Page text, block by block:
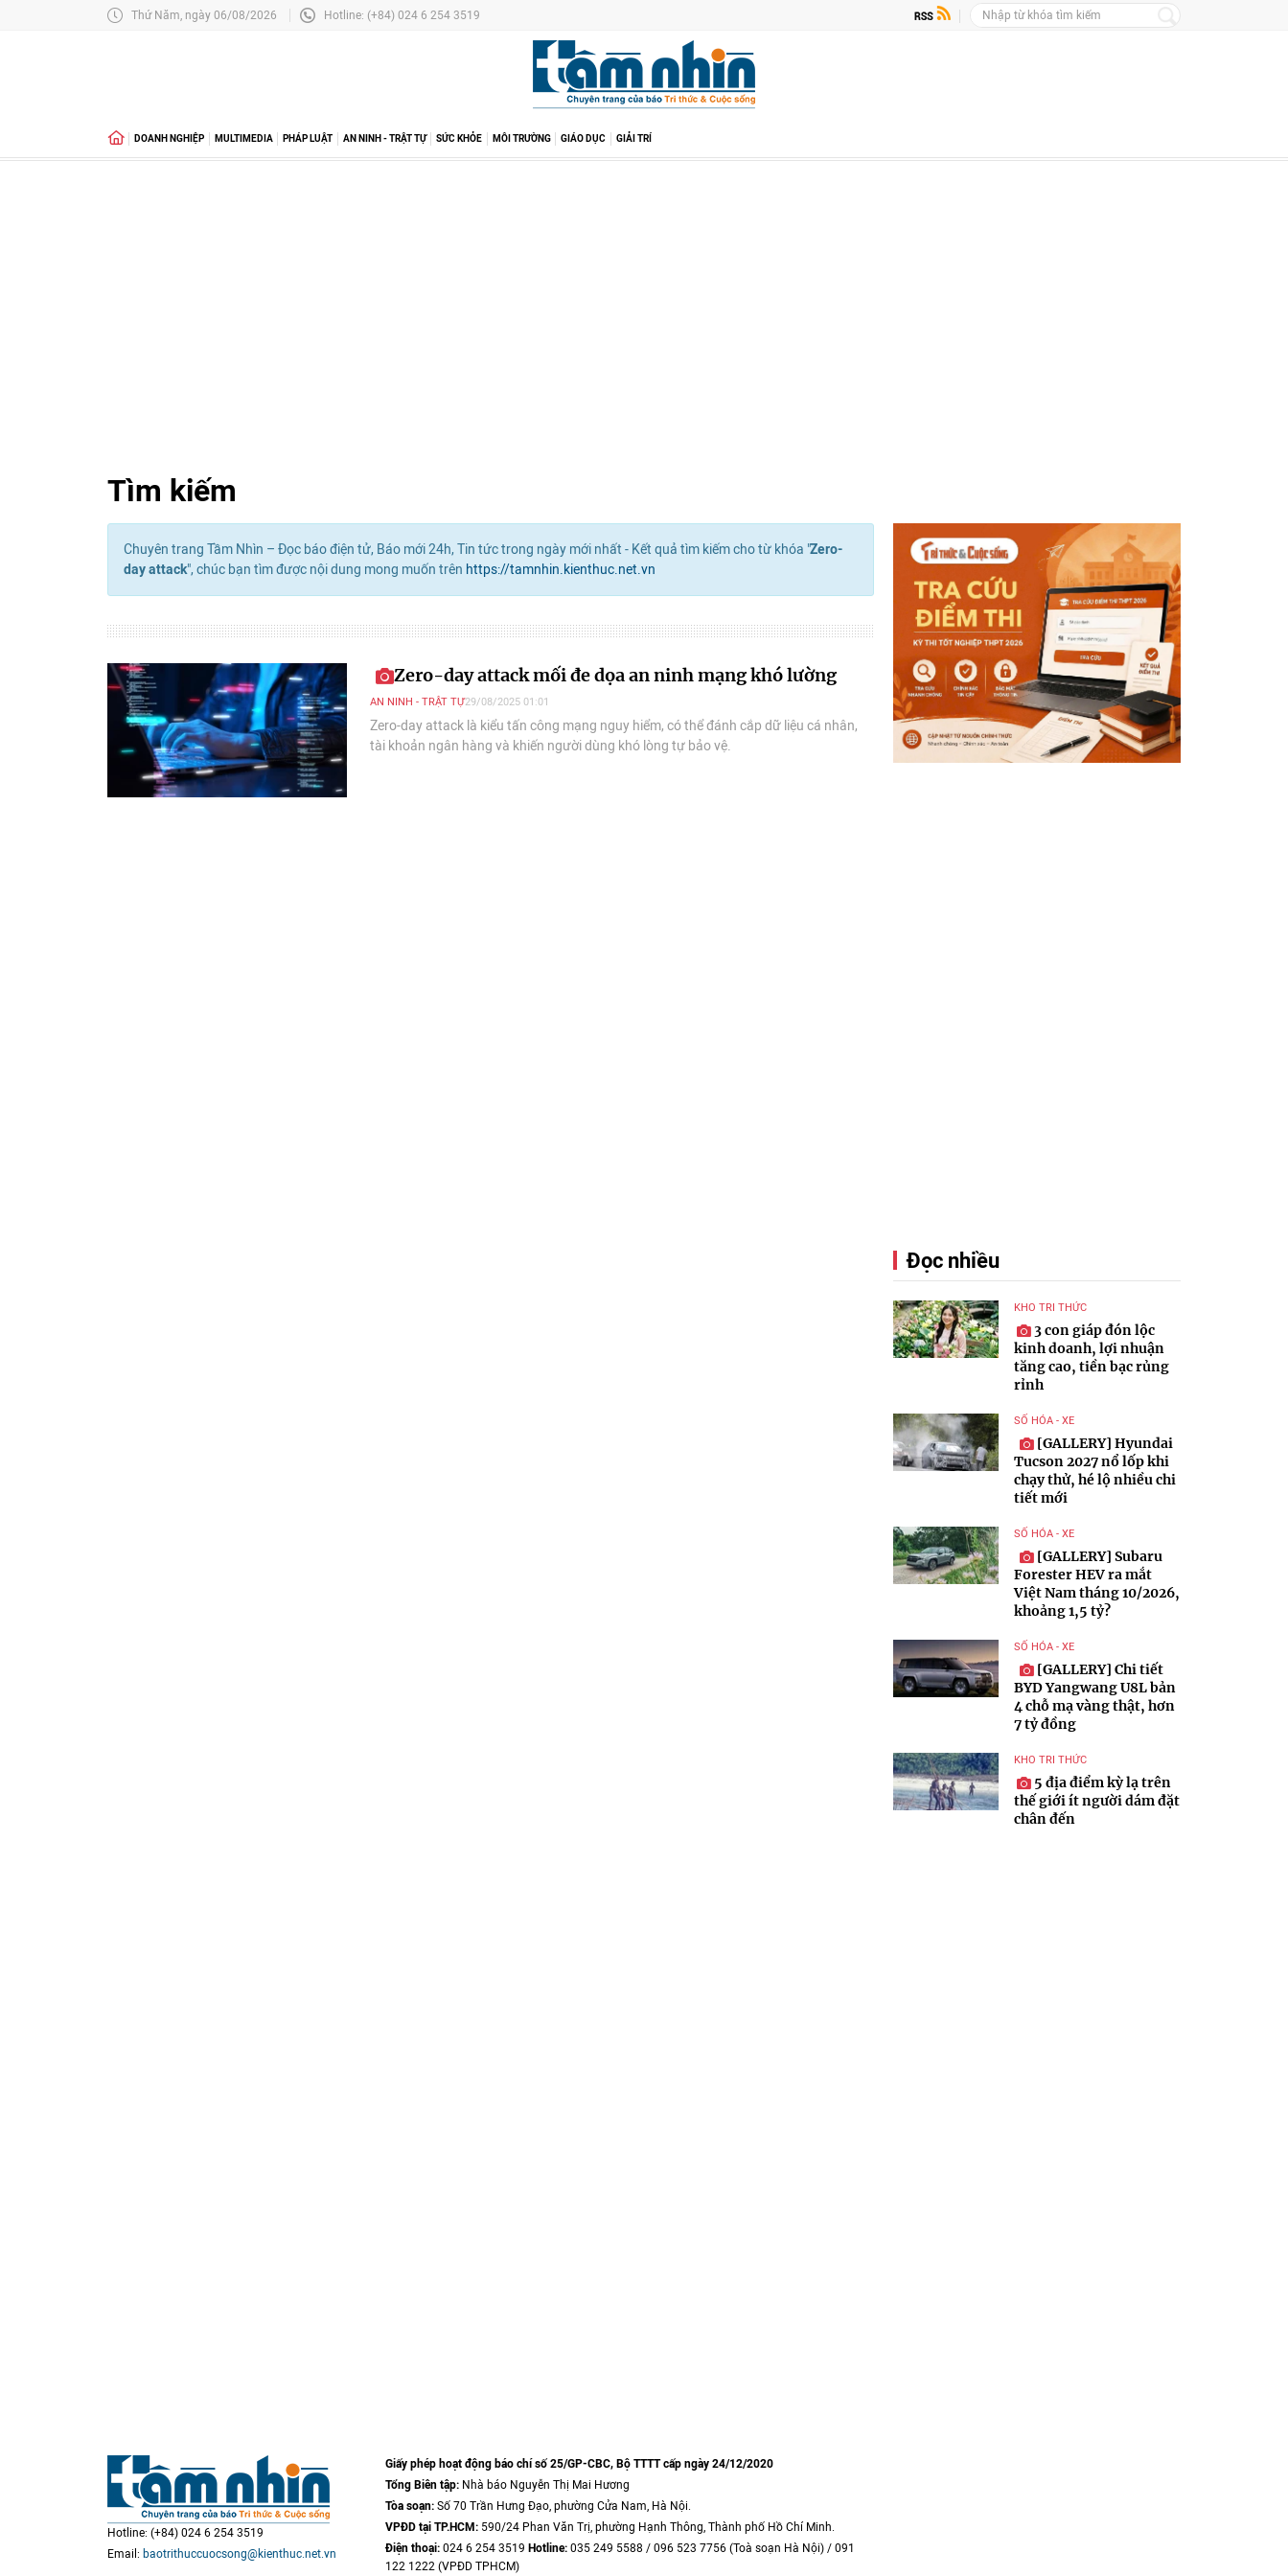
Thứ Năm, ngày 06/08/2026 Hotline: (+84) 024 6 254 3519
DOANH NGHIỆP MULTIMEDIA PHÁP LUẬT AN NINH - TRẬT TỰ SỨC KHỎE MÔI TRƯỜNG GIÁO DỤC GIẢI TRÍ
Tìm kiếm
Chuyên trang Tầm Nhìn – Đọc báo điện tử, Báo mới 24h, Tin tức trong ngày mới nhất - Kết quả tìm kiếm cho từ khóa "Zero-
day attack", chúc bạn tìm được nội dung mong muốn trên https://tamnhin.kienthuc.net.vn
Zero-day attack mối đe dọa an ninh mạng khó lường
AN NINH - TRẬT TỰ29/08/2025 01:01
Zero-day attack là kiểu tấn công mạng nguy hiểm, có thể đánh cắp dữ liệu cá nhân,
tài khoản ngân hàng và khiến người dùng khó lòng tự bảo vệ.
Đọc nhiều
KHO TRI THỨC
3 con giáp đón lộc
kinh doanh, lợi nhuận
tăng cao, tiền bạc rủng
rỉnh
SỐ HÓA - XE
[GALLERY] Hyundai
Tucson 2027 nổ lốp khi
chạy thử, hé lộ nhiều chi
tiết mới
SỐ HÓA - XE
[GALLERY] Subaru
Forester HEV ra mắt
Việt Nam tháng 10/2026,
khoảng 1,5 tỷ?
SỐ HÓA - XE
[GALLERY] Chi tiết
BYD Yangwang U8L bản
4 chỗ mạ vàng thật, hơn
7 tỷ đồng
KHO TRI THỨC
5 địa điểm kỳ lạ trên
thế giới ít người dám đặt
chân đến
Hotline: (+84) 024 6 254 3519
Email: baotrithuccuocsong@kienthuc.net.vn
Giấy phép hoạt động báo chí số 25/GP-CBC, Bộ TTTT cấp ngày 24/12/2020
Tổng Biên tập: Nhà báo Nguyễn Thị Mai Hương
Tòa soạn: Số 70 Trần Hưng Đạo, phường Cửa Nam, Hà Nội.
VPĐD tại TP.HCM: 590/24 Phan Văn Trị, phường Hạnh Thông, Thành phố Hồ Chí Minh.
Điện thoại: 024 6 254 3519 Hotline: 035 249 5588 / 096 523 7756 (Toà soạn Hà Nội) / 091
122 1222 (VPĐD TPHCM)